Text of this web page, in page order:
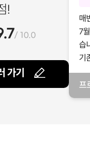
!
/ 10.0
가기
매
7
습
기
프